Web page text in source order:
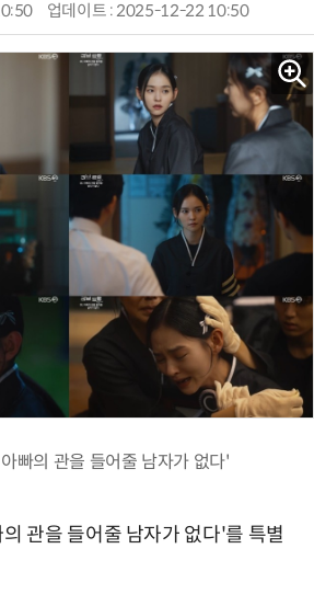
업데이트 : 2025-12-22 10:50
빠의 관을 들어줄 남자가 없다'
관을 들어줄 남자가 없다'를 특별